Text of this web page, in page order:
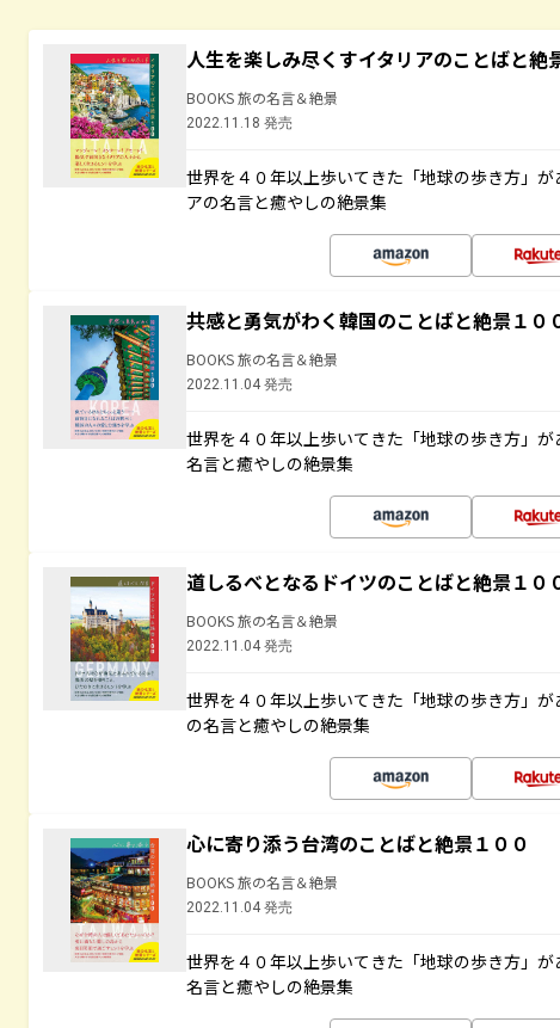
人生を楽しみ尽くすイタリアのことばと絶
BOOKS 旅の名言＆絶景
2022.11.18 発売
世界を４０年以上歩いてきた「地球の歩き方」
アの名言と癒やしの絶景集
共感と勇気がわく韓国のことばと絶景１０
BOOKS 旅の名言＆絶景
2022.11.04 発売
世界を４０年以上歩いてきた「地球の歩き方」
名言と癒やしの絶景集
道しるべとなるドイツのことばと絶景１０
BOOKS 旅の名言＆絶景
2022.11.04 発売
世界を４０年以上歩いてきた「地球の歩き方」
の名言と癒やしの絶景集
心に寄り添う台湾のことばと絶景１００
BOOKS 旅の名言＆絶景
2022.11.04 発売
世界を４０年以上歩いてきた「地球の歩き方」
名言と癒やしの絶景集